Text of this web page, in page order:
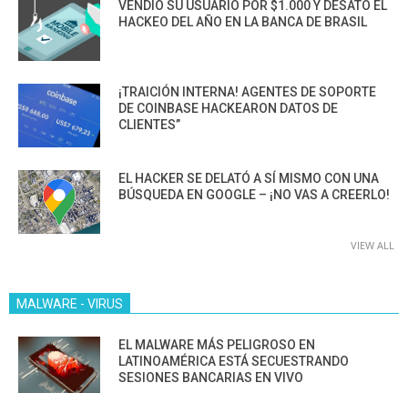
VENDIÓ SU USUARIO POR $1.000 Y DESATÓ EL
HACKEO DEL AÑO EN LA BANCA DE BRASIL
¡TRAICIÓN INTERNA! AGENTES DE SOPORTE
DE COINBASE HACKEARON DATOS DE
CLIENTES”
EL HACKER SE DELATÓ A SÍ MISMO CON UNA
BÚSQUEDA EN GOOGLE – ¡NO VAS A CREERLO!
VIEW ALL
MALWARE - VIRUS
EL MALWARE MÁS PELIGROSO EN
LATINOAMÉRICA ESTÁ SECUESTRANDO
SESIONES BANCARIAS EN VIVO